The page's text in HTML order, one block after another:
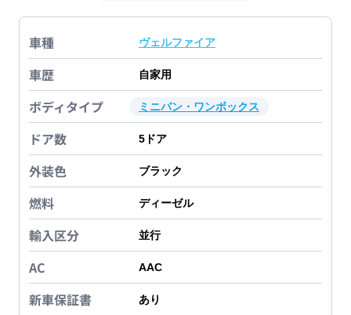
車種 ヴェルファイア
車歴 自家用
ボディタイプ ミニバン・ワンボックス
ドア数 5 ドア
外装色 ブラック
燃料 ディーゼル
輸入区分 並行
AC AAC
新車保証書 あり